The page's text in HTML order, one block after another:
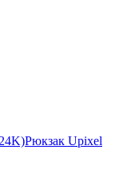
Рюкзак Upixel